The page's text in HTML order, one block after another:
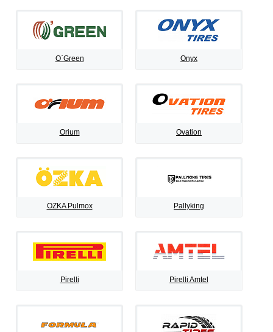
O`Green Onyx
Orium Ovation
OZKA Pulmox Pallyking
Pirelli Pirelli Amtel